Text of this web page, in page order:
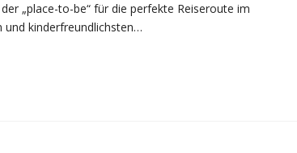
„place-to-be“ für die perfekte Reiseroute im
und kinderfreundlichsten…